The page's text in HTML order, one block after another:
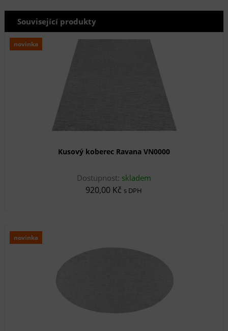
Související produkty
novinka
Kusový koberec Ravana VN0000
Dostupnost: skladem
920,00 Kč s DPH
novinka